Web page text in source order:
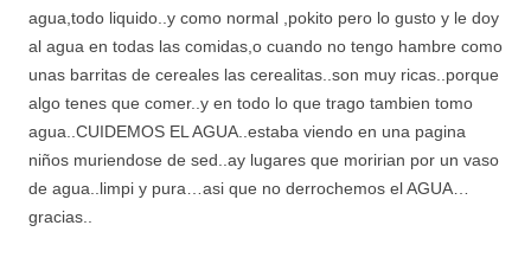
agua,todo liquido..y como normal ,pokito pero lo gusto y le doy
al agua en todas las comidas,o cuando no tengo hambre como
unas barritas de cereales las cerealitas..son muy ricas..porque
algo tenes que comer..y en todo lo que trago tambien tomo
agua..CUIDEMOS EL AGUA..estaba viendo en una pagina
niños muriendose de sed..ay lugares que moririan por un vaso
de agua..limpi y pura…asi que no derrochemos el AGUA…
gracias..